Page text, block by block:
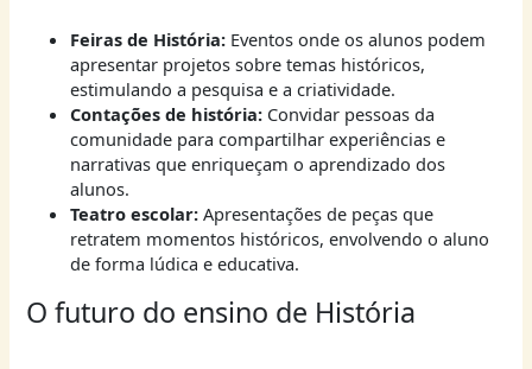
Feiras de História:Eventos onde os alunos podem
apresentar projetos sobre temas históricos,
estimulando a pesquisa e a criatividade.
Contações de história:Convidar pessoas da
comunidade para compartilhar experiências e
narrativas que enriqueçam o aprendizado dos
alunos.
Teatro escolar:Apresentações de peças que
retratem momentos históricos, envolvendo o aluno
de forma lúdica e educativa.
O futuro do ensino de História